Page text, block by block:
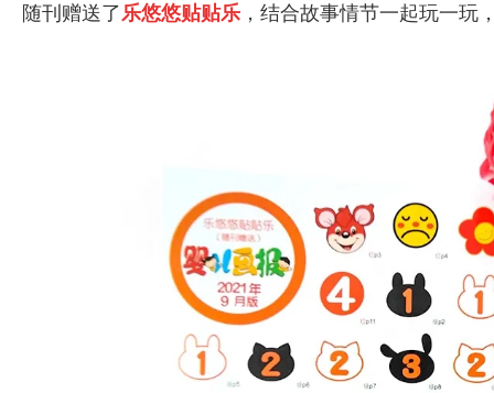
随刊赠送了乐悠悠贴贴乐 ，结合故事情节一起玩一玩